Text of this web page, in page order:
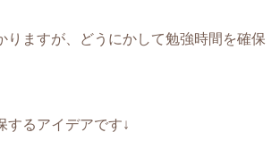
ますが、どうにかして勉強時間を確保
るアイデアです↓